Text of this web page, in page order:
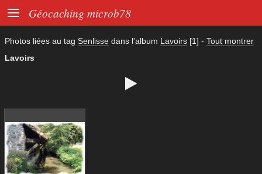
 Géocaching microb78
Photos liées au tag Senlisse dans l'album Lavoirs [1] - Tout montrer
Lavoirs
